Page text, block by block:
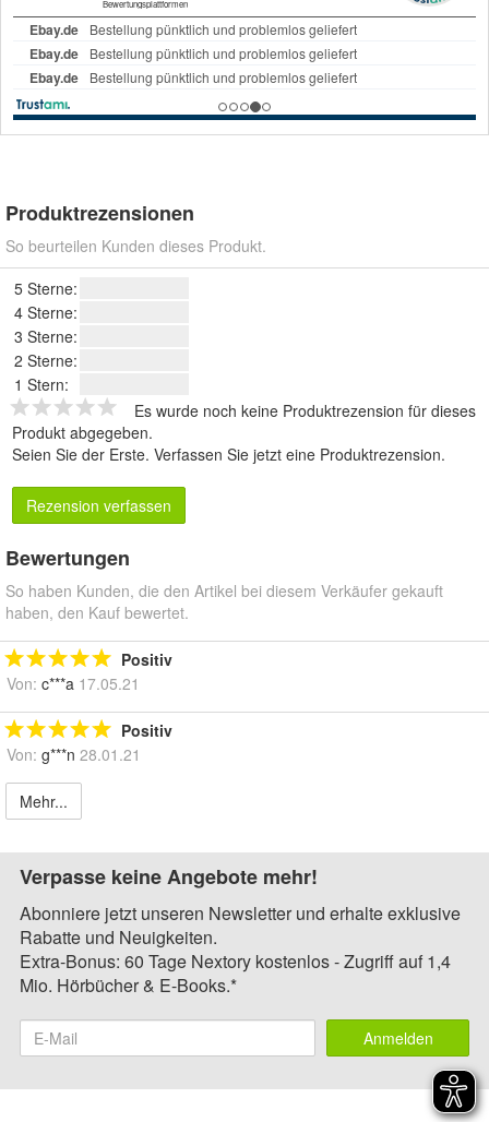
Produktrezensionen
So beurteilen Kunden dieses Produkt.
5 Sterne:
4 Sterne:
3 Sterne:
2 Sterne:
1 Stern:
Es wurde noch keine Produktrezension für dieses
Produkt abgegeben.
Seien Sie der Erste. Verfassen Sie jetzt eine Produktrezension.
Rezension verfassen
Bewertungen
So haben Kunden, die den Artikel bei diesem Verkäufer gekauft
haben, den Kauf bewertet.
Positiv
Von: c***a 17.05.21
Positiv
Von: g***n 28.01.21
Mehr...
Verpasse keine Angebote mehr!
Abonniere jetzt unseren Newsletter und erhalte exklusive
Rabatte und Neuigkeiten.
Extra-Bonus: 60 Tage Nextory kostenlos - Zugriff auf 1,4
Mio. Hörbücher & E-Books.*
Anmelden